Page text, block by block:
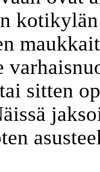
sitten